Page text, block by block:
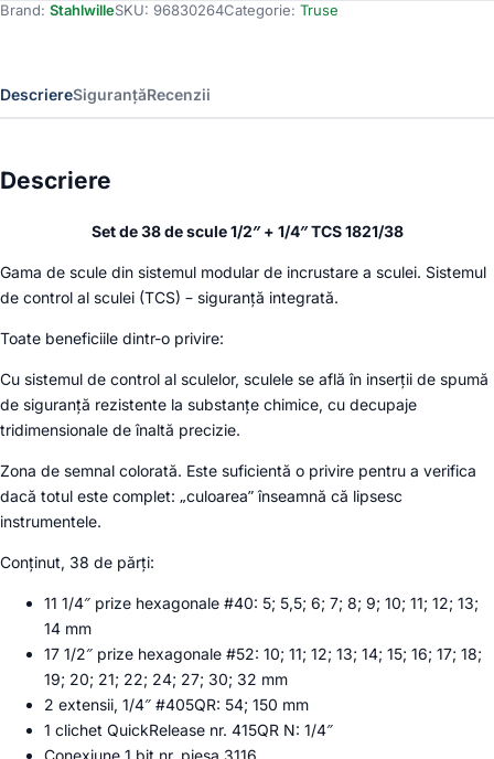
Brand: StahlwilleSKU: 96830264Categorie: Truse
DescriereSiguranțăRecenzii
Descriere
Set de 38 de scule 1/2″ + 1/4″ TCS 1821/38
Gama de scule din sistemul modular de incrustare a sculei. Sistemul
de control al sculei (TCS) – siguranță integrată.
Toate beneficiile dintr-o privire:
Cu sistemul de control al sculelor, sculele se află în inserții de spumă
de siguranță rezistente la substanțe chimice, cu decupaje
tridimensionale de înaltă precizie.
Zona de semnal colorată. Este suficientă o privire pentru a verifica
dacă totul este complet: „culoarea” înseamnă că lipsesc
instrumentele.
Conținut, 38 de părți:
11 1/4″ prize hexagonale #40: 5; 5,5; 6; 7; 8; 9; 10; 11; 12; 13;
14 mm
17 1/2″ prize hexagonale #52: 10; 11; 12; 13; 14; 15; 16; 17; 18;
19; 20; 21; 22; 24; 27; 30; 32 mm
2 extensii, 1/4″ #405QR: 54; 150 mm
1 clichet QuickRelease nr. 415QR N: 1/4″